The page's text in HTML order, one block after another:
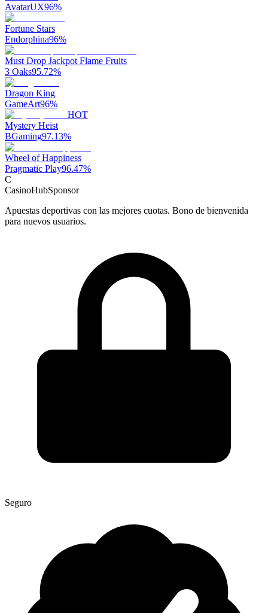
AvatarUX96%
Fortune Stars
Endorphina96%
Must Drop Jackpot Flame Fruits
3 Oaks95.72%
Dragon King
GameArt96%
HOT
Mystery Heist
BGaming97.13%
Wheel of Happiness
Pragmatic Play96.47%
C
CasinoHubSponsor
Apuestas deportivas con las mejores cuotas. Bono de bienvenida
para nuevos usuarios.
Seguro